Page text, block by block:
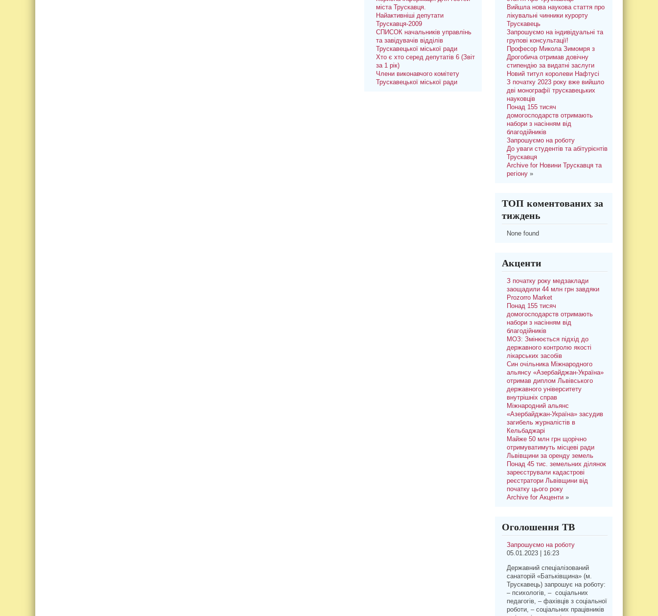
міста Трускавця.
Найактивніші депутати
Трускавця-2009
СПИСОК начальників управлінь
та завідувачів відділів
Трускавецької міської ради
Хто є хто серед депутатів 6 (Звіт
за 1 рік)
Члени виконавчого комітету
Трускавецької міської ради
Вийшла нова наукова стаття про
лікувальні чинники курорту
Трускавець
Запрошуємо на індивідуальні та
групові консультації!
Професор Микола Зимомря з
Дрогобича отримав довічну
стипендію за видатні заслуги
Новий титул королеви Нафтусі
З початку 2023 року вже вийшло
дві монографії трускавецьких
науковців
Понад 155 тисяч
домогосподарств отримають
набори з насінням від
благодійників
Запрошуємо на роботу
До уваги студентів та абітурієнтів
Трускавця
Archive for Новини Трускавця та
регіону»
ТОП коментованих за
тиждень
None found
Акценти
З початку року медзаклади
заощадили 44 млн грн завдяки
Prozorro Market
Понад 155 тисяч
домогосподарств отримають
набори з насінням від
благодійників
МОЗ: Змінюється підхід до
державного контролю якості
лікарських засобів
Син очільника Міжнародного
альянсу «Азербайджан-Україна»
отримав диплом Львівського
державного університету
внутрішніх справ
Міжнародний альянс
«Азербайджан-Україна» засудив
загибель журналістів в
Кельбаджарі
Майже 50 млн грн щорічно
отримуватимуть місцеві ради
Львівщини за оренду земель
Понад 45 тис. земельних ділянок
зареєстрували кадастрові
реєстратори Львівщини від
початку цього року
Archive for Акценти»
Оголошення ТВ
Запрошуємо на роботу
05.01.2023 | 16:23
Державний спеціалізований
санаторій «Батьківщина» (м.
Трускавець) запрошує на роботу:
– психологів, – соціальних
педагогів, – фахівців з соціальної
роботи, – соціальних працівників